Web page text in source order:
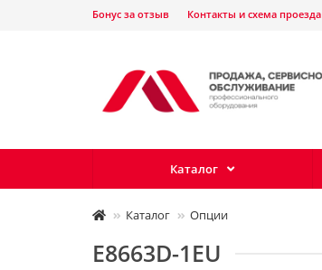
Бонус за отзыв Контакты и схема проезда
Каталог
Каталог Опции
E8663D-1EU